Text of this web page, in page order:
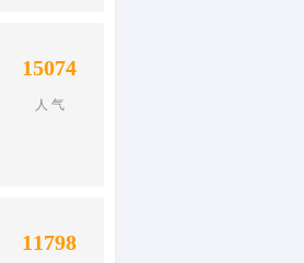
15074
人 气
11798